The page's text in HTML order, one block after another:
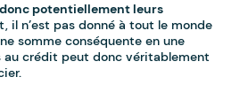
potentiellement leurs
il n’est pas donné à tout le monde
somme conséquente en une
au crédit peut donc véritablement